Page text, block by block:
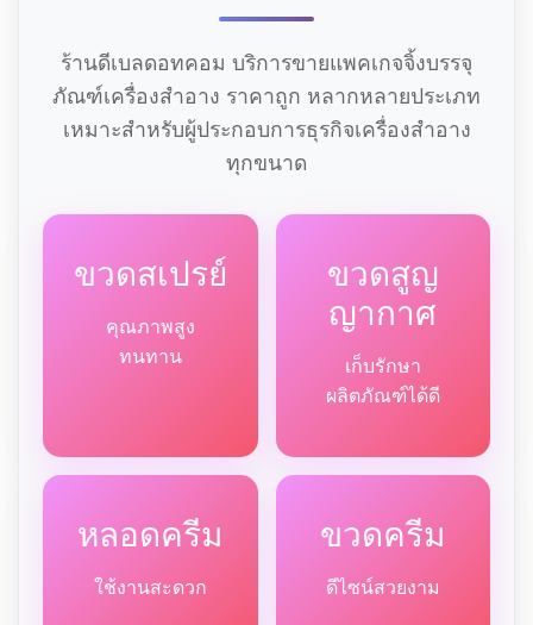
ร้านดีเบลดอทคอม บริการขายแพคเกจจิ้งบรรจุ
ภัณฑ์เครื่องสำอาง ราคาถูก หลากหลายประเภท
เหมาะสำหรับผู้ประกอบการธุรกิจเครื่องสำอาง
ทุกขนาด
ขวดสเปรย์
คุณภาพสูง
ทนทาน
ขวดสูญ
ญากาศ
เก็บรักษา
ผลิตภัณฑ์ได้ดี
หลอดครีม
ใช้งานสะดวก
ขวดครีม
ดีไซน์สวยงาม